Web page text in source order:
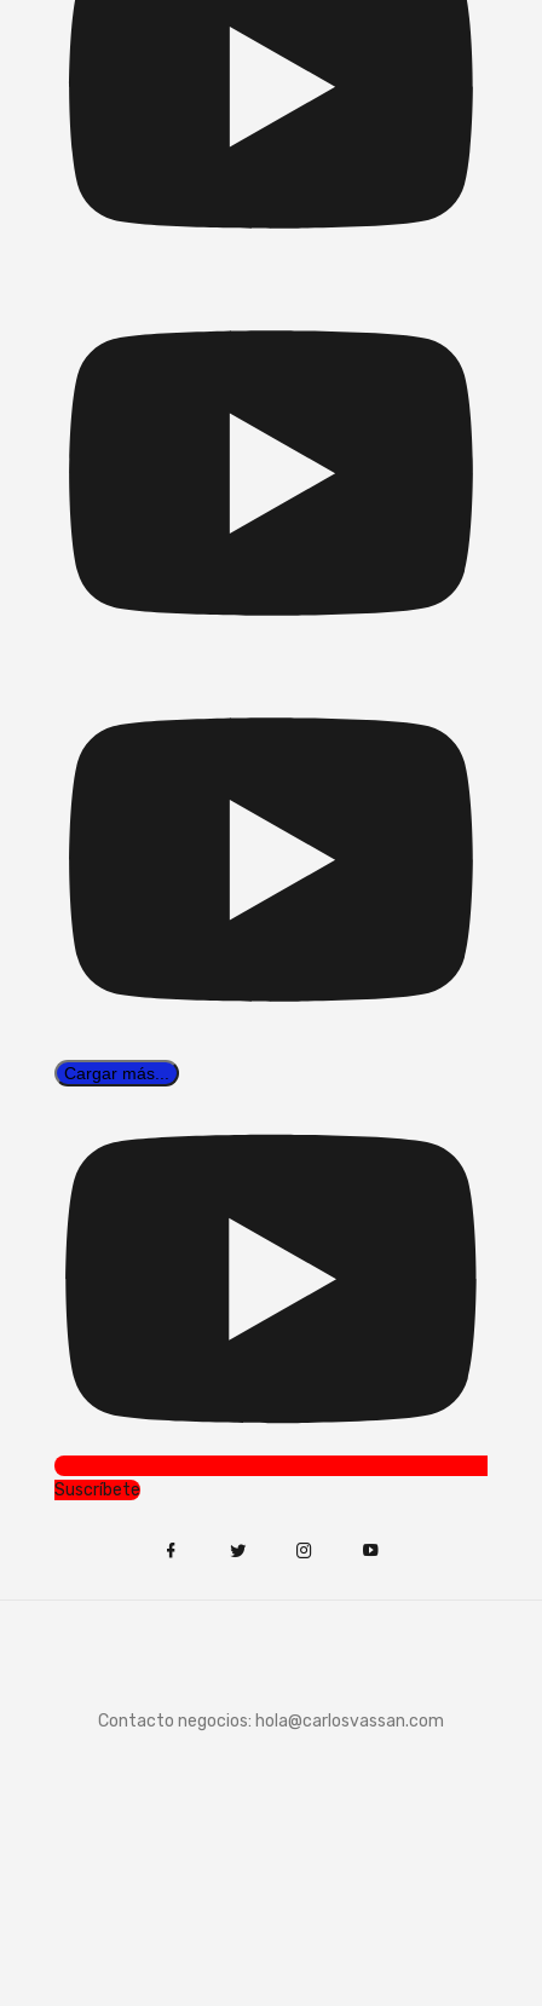
Cargar más...
Suscríbete
Contacto negocios: hola@carlosvassan.com